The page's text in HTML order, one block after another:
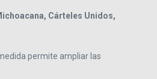
Cárteles Unidos,
permite ampliar las